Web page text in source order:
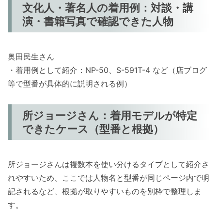
文化人・著名人の着用例：対談・講
演・書籍写真で確認できた人物
奥田民生さん
・着用例として紹介：NP-50、S-591T-4 など（店ブログ
等で型番が具体的に説明される例）
所ジョージさん：着用モデルが特定
できたケース（型番と根拠）
所ジョージさんは複数本を使い分けるタイプとして紹介さ
れやすいため、ここでは人物名と型番が同じページ内で明
記されるなど、根拠が取りやすいものを別枠で整理しま
す。